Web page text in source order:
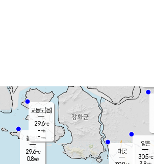
볼음도
29.6℃
0.8m/s
대곶
양촌
30.5℃
교동도(음)
29.6℃
-m/s
-mm